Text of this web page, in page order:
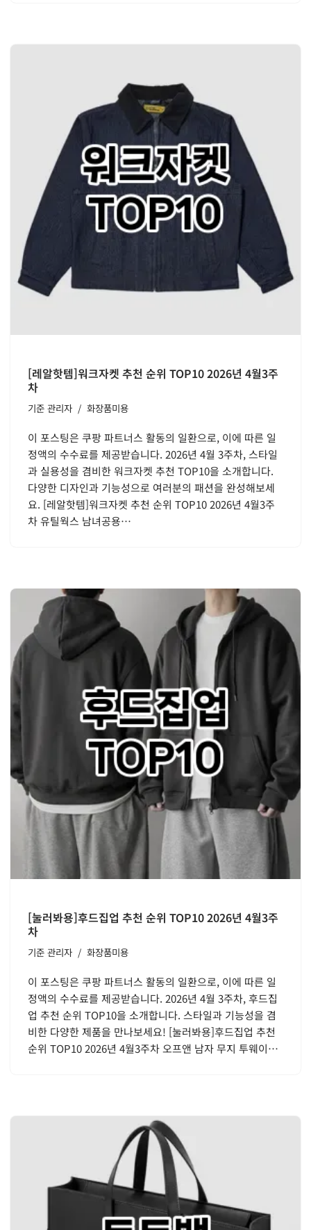
[레알핫템]워크자켓 추천 순위 TOP10 2026년 4월3주
차
기준 관리자 화장품미용
이 포스팅은 쿠팡 파트너스 활동의 일환으로, 이에 따른 일
정액의 수수료를 제공받습니다. 2026년 4월 3주차, 스타일
과 실용성을 겸비한 워크자켓 추천 TOP10을 소개합니다.
다양한 디자인과 기능성으로 여러분의 패션을 완성해보세
요. [레알핫템]워크자켓 추천 순위 TOP10 2026년 4월3주
차 유틸웍스 남녀공용…
[눌러봐용]후드집업 추천 순위 TOP10 2026년 4월3주
차
기준 관리자 화장품미용
이 포스팅은 쿠팡 파트너스 활동의 일환으로, 이에 따른 일
정액의 수수료를 제공받습니다. 2026년 4월 3주차, 후드집
업 추천 순위 TOP10을 소개합니다. 스타일과 기능성을 겸
비한 다양한 제품을 만나보세요! [눌러봐용]후드집업 추천
순위 TOP10 2026년 4월3주차 오프앤 남자 무지 투웨이…